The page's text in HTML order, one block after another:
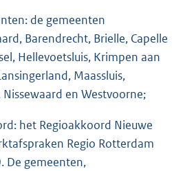
de gemeenten
Barendrecht, Brielle, Capelle
Hellevoetsluis, Krimpen aan
Maassluis,
en Westvoorne;
het Regioakkoord Nieuwe
Regio Rotterdam
De gemeenten,